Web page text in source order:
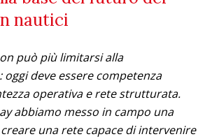
nautici
può più limitarsi alla
deve essere competenza
operativa e rete strutturata.
abbiamo messo in campo una
una rete capace di intervenire